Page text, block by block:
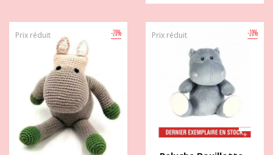
-20%
Prix réduit -20%
Prix réduit